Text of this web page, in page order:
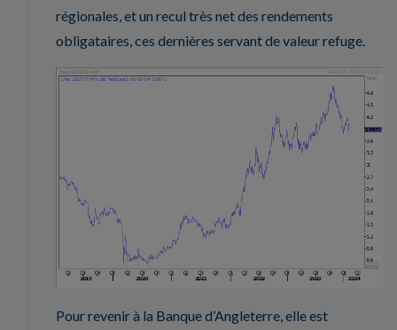
régionales, et un recul très net des rendements
obligataires, ces dernières servant de valeur refuge.
Pour revenir à la Banque d’Angleterre, elle est